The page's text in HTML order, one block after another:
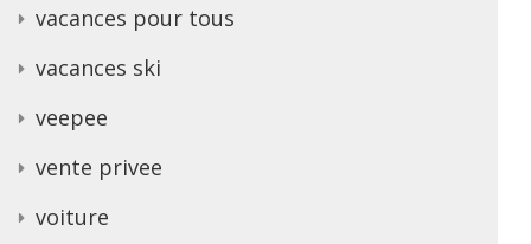
vacances pour tous
vacances ski
veepee
vente privee
voiture